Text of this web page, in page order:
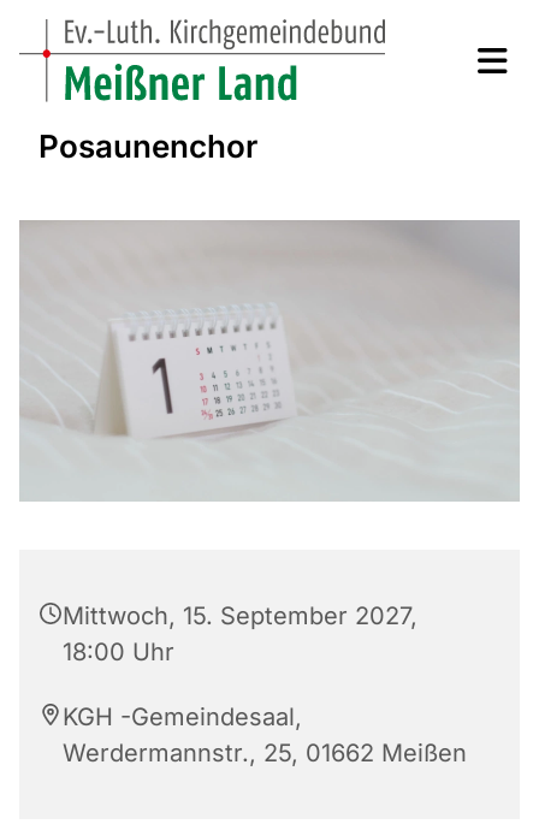
Posaunenchor
Mittwoch, 15. September 2027,
18:00 Uhr
KGH -Gemeindesaal,
Werdermannstr., 25, 01662 Meißen